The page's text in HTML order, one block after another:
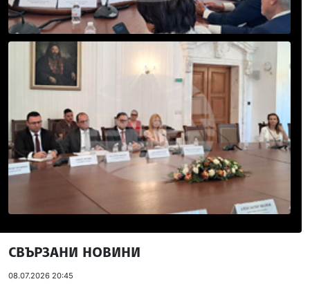
СВЪРЗАНИ НОВИНИ
08.07.2026 20:45